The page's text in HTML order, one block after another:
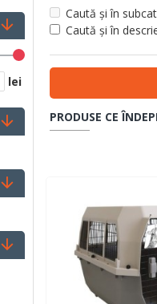
lei
Caută și în
Caută și în
PRODUSE CE